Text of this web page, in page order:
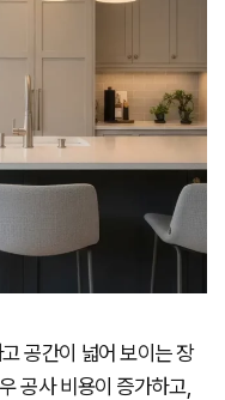
공간이 넓어 보이는 장
공사 비용이 증가하고,